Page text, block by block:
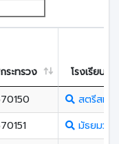
ระทรวง
โรงเรียน
สตรีสมุท
มัธยมวัด